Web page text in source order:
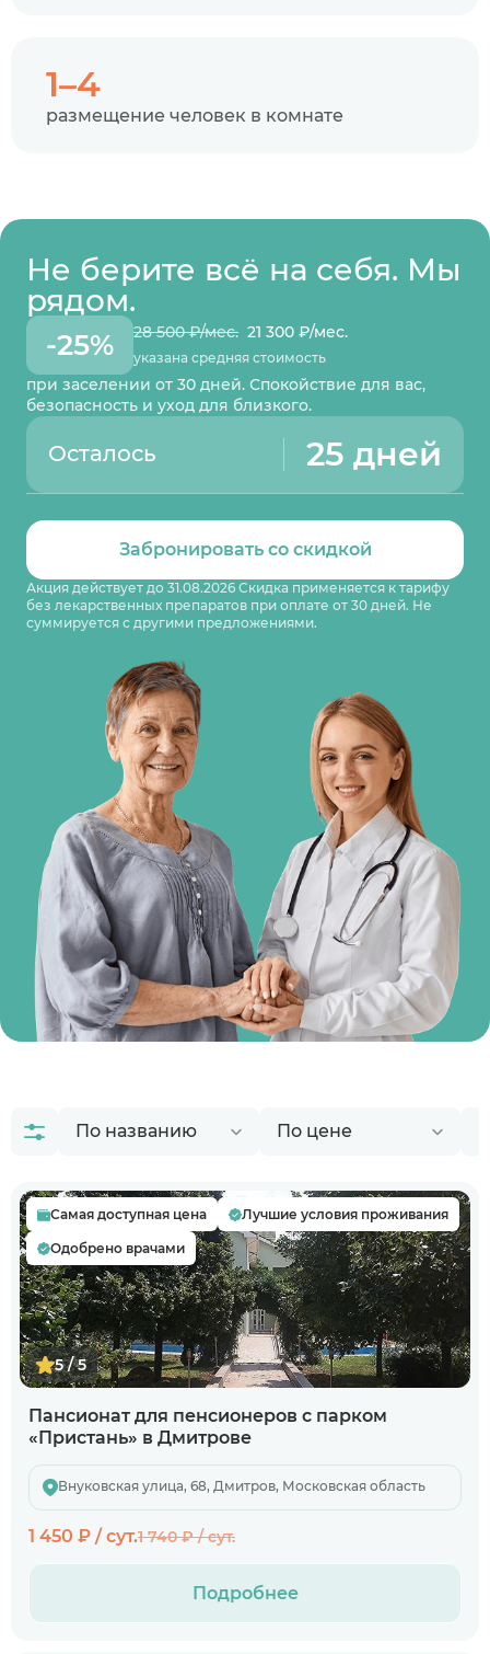
1–4
размещение человек в комнате
Не берите всё на себя. Мы
рядом.
-25% 28 500 ₽/мес. 21 300 ₽/мес.
указана средняя стоимость
при заселении от 30 дней. Спокойствие для вас,
безопасность и уход для близкого.
Осталось 25 дней
Забронировать со скидкой
Акция действует до 31.08.2026 Скидка применяется к тарифу
без лекарственных препаратов при оплате от 30 дней. Не
суммируется с другими предложениями.
Самая доступная цена Лучшие условия проживания
Одобрено врачами
5 / 5
Пансионат для пенсионеров с парком
«Пристань» в Дмитрове
Внуковская улица, 68, Дмитров, Московская область
1 450 ₽ / сут.1 740 ₽ / сут.
Подробнее